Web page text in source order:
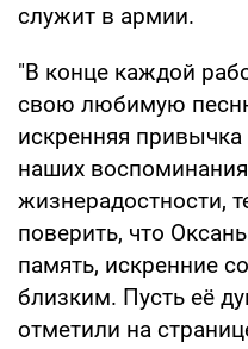
служит в армии.
"В конце каждой
свою любимую
искренняя привычка
наших
жизнерадостности,
поверить, что
память, искренние
близким. Пусть её
отметили на